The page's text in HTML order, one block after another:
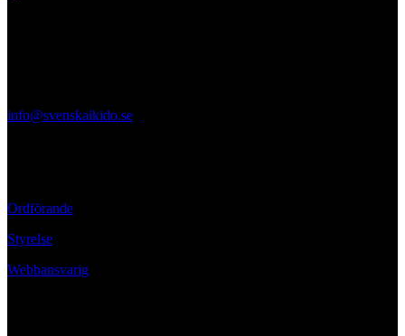
info@svenskaikido.se
Ordförande
Styrelse
Webbansvarig